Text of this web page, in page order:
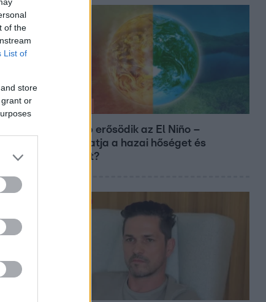
of the
List of
store
or
Tovább erősödik az El Niño –
fokozhatja a hazai hőséget és
aszályt?